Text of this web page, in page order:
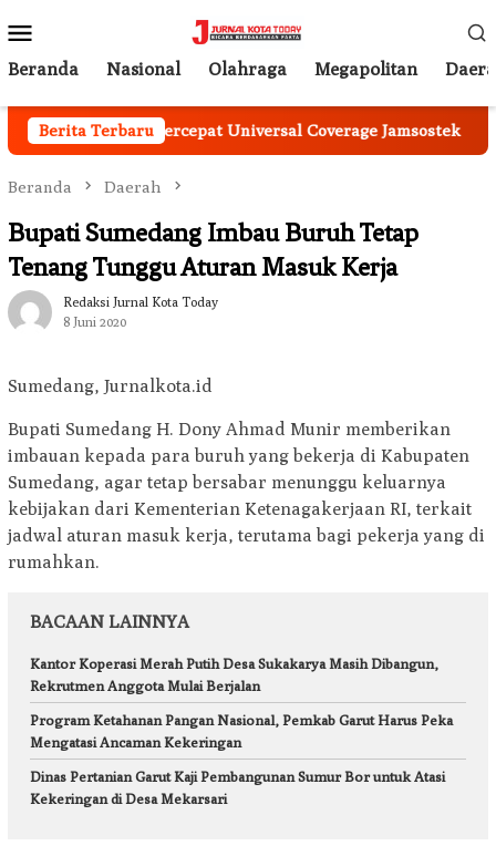
ke
kontenMobile
Beranda Nasional Olahraga Megapolitan
Berita Terbaru
Sinergi Percepat Universal Coverage Jamsostek
Beranda Daerah
Bupati Sumedang Imbau Buruh Tetap
Tenang Tunggu Aturan Masuk Kerja
Redaksi Jurnal Kota Today
8 Juni 2020
Sumedang, Jurnalkota.id
Bupati Sumedang H. Dony Ahmad Munir memberikan
imbauan kepada para buruh yang bekerja di Kabupaten
Sumedang, agar tetap bersabar menunggu keluarnya
kebijakan dari Kementerian Ketenagakerjaan RI, terkait
jadwal aturan masuk kerja, terutama bagi pekerja yang di
rumahkan.
BACAAN LAINNYA
Kantor Koperasi Merah Putih Desa Sukakarya Masih Dibangun,
Rekrutmen Anggota Mulai Berjalan
Program Ketahanan Pangan Nasional, Pemkab Garut Harus Peka
Mengatasi Ancaman Kekeringan
Dinas Pertanian Garut Kaji Pembangunan Sumur Bor untuk Atasi
Kekeringan di Desa Mekarsari